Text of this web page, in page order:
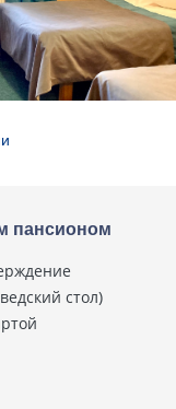
пансионом
стол)